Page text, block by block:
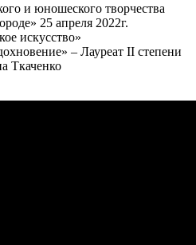
и юношеского творчества
25 апреля 2022г.
искусство»
– Лауреат II степени
Ткаченко